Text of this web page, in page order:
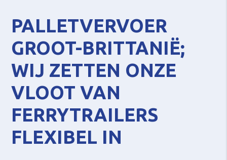
PALLETVERVOER
GROOT-BRITTANIË;
WIJ ZETTEN ONZE
VLOOT VAN
FERRYTRAILERS
FLEXIBEL IN